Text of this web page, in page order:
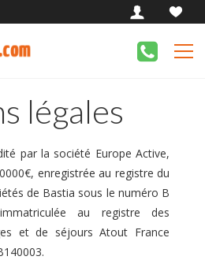
légales
par la société Europe Active,
enregistrée au registre du
de Bastia sous le numéro B
au registre des
et de séjours Atout France